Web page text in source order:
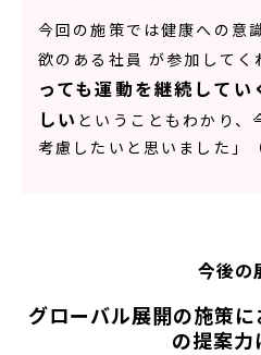
今回の施策では健康への意
欲のある社員 が参加してく
っても運動を継続して
しい ということもわかり、
考慮したいと思いました」
今後の
グローバル展開の施策
の提案力